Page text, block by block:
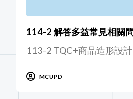
114-2 解答多益常見相關
113-2 TQC+商品造形設
MCUPD